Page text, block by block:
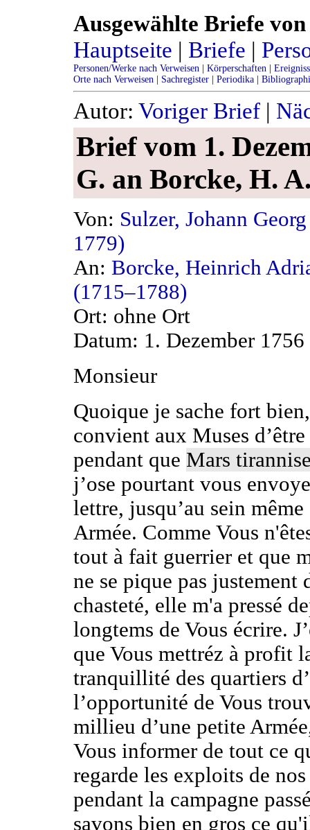
Ausgewählte Briefe
Hauptseite | Briefe |
Personen/Werke nach Verweisen | Körperschaften |
Orte nach Verweisen | Sachregister | Periodika |
Autor: Voriger Brief |
Brief vom 1.
G. an Borcke, H.
Von: Sulzer, Johann
1779)
An: Borcke, Heinrich
(1715–1788)
Ort: ohne Ort
Datum: 1. Dezember 1756
Monsieur
Quoique je sache fort
convient aux Muses
pendant que Mars
j’ose pourtant vous
lettre, jusqu’au sein même
Armée. Comme Vous
tout à fait guerrier et que
ne se pique pas justement
chasteté, elle m'a pressé
longtems de Vous écrire.
que Vous mettréz à profit
tranquillité des quartiers
l’opportunité de Vous
millieu d’une petite
Vous informer de tout ce
regarde les exploits de
pendant la campagne
savons bien en gros ce